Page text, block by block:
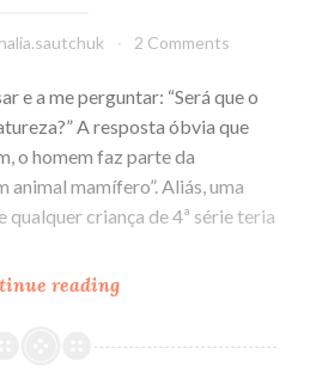
2 Comments
e a me perguntar: “Será que o
A resposta óbvia que
o homem faz parte da
animal mamífero”. Aliás, uma
qualquer criança de 4ª série teria
reading
faz